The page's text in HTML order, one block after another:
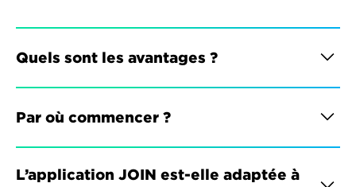
Quels sont les avantages ?
Par où commencer ?
L’application JOIN est-elle adaptée à